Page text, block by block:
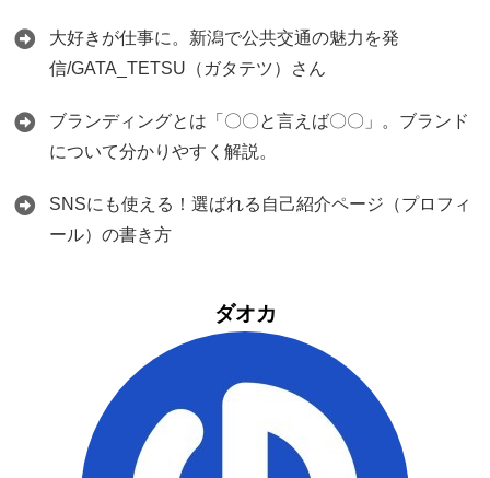
大好きが仕事に。新潟で公共交通の魅力を発
信/GATA_TETSU（ガタテツ）さん
ブランディングとは「〇〇と言えば〇〇」。ブランド
について分かりやすく解説。
SNSにも使える！選ばれる自己紹介ページ（プロフィ
ール）の書き方
ダオカ